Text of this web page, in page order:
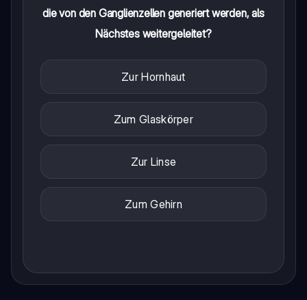
die von den Ganglienzellen generiert werden, als
Nächstes weitergeleitet?
Zur Hornhaut
Zum Glaskörper
Zur Linse
Zum Gehirn